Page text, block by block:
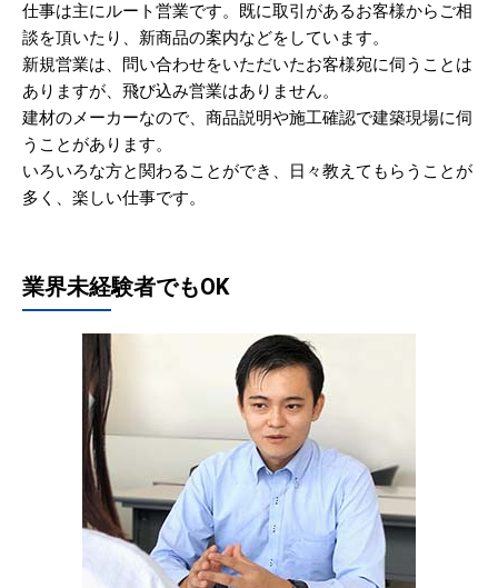
仕事は主にルート営業です。既に取引があるお客様からご相
談を頂いたり、新商品の案内などをしています。
新規営業は、問い合わせをいただいたお客様宛に伺うことは
ありますが、飛び込み営業はありません。
建材のメーカーなので、商品説明や施工確認で建築現場に伺
うことがあります。
いろいろな方と関わることができ、日々教えてもらうことが
多く、楽しい仕事です。
業界未経験者でもOK